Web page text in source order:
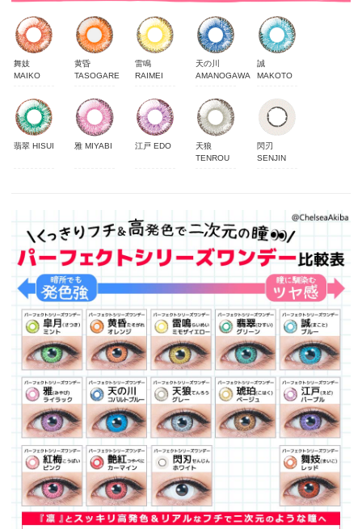
舞妓
MAIKO
黄昏
TASOGARE
雷鳴
RAIMEI
天の川
AMANOGAWA
誠
MAKOTO
翡翠 HISUI 雅 MIYABI 江戸 EDO 天狼
TENROU
閃刃
SENJIN